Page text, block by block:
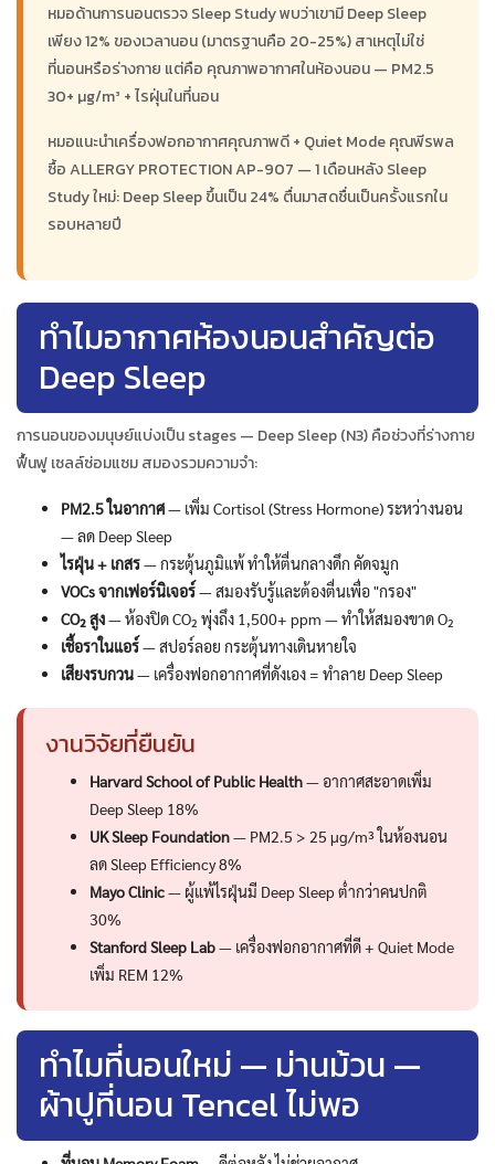
หมอด้านการนอนตรวจ Sleep Study พบว่าเขามี Deep Sleep
เพียง 12% ของเวลานอน (มาตรฐานคือ 20-25%) สาเหตุไม่ใช่
ที่นอนหรือร่างกาย แต่คือ คุณภาพอากาศในห้องนอน — PM2.5
30+ µg/m³ + ไรฝุ่นในที่นอน
หมอแนะนำเครื่องฟอกอากาศคุณภาพดี + Quiet Mode คุณพีรพล
ซื้อ ALLERGY PROTECTION AP-907 — 1 เดือนหลัง Sleep
Study ใหม่: Deep Sleep ขึ้นเป็น 24% ตื่นมาสดชื่นเป็นครั้งแรกใน
รอบหลายปี
ทำไมอากาศห้องนอนสำคัญต่อ
Deep Sleep
การนอนของมนุษย์แบ่งเป็น stages — Deep Sleep (N3) คือช่วงที่ร่างกาย
ฟื้นฟู เซลล์ซ่อมแซม สมองรวมความจำ:
PM2.5 ในอากาศ— เพิ่ม Cortisol (Stress Hormone) ระหว่างนอน
— ลด Deep Sleep
ไรฝุ่น + เกสร— กระตุ้นภูมิแพ้ ทำให้ตื่นกลางดึก คัดจมูก
VOCs จากเฟอร์นิเจอร์— สมองรับรู้และต้องตื่นเพื่อ "กรอง"
CO₂ สูง— ห้องปิด CO₂ พุ่งถึง 1,500+ ppm — ทำให้สมองขาด O₂
เชื้อราในแอร์— สปอร์ลอย กระตุ้นทางเดินหายใจ
เสียงรบกวน— เครื่องฟอกอากาศที่ดังเอง = ทำลาย Deep Sleep
งานวิจัยที่ยืนยัน
Harvard School of Public Health— อากาศสะอาดเพิ่ม
Deep Sleep 18%
UK Sleep Foundation— PM2.5 > 25 µg/m³ ในห้องนอน
ลด Sleep Efficiency 8%
Mayo Clinic— ผู้แพ้ไรฝุ่นมี Deep Sleep ต่ำกว่าคนปกติ
30%
Stanford Sleep Lab— เครื่องฟอกอากาศที่ดี + Quiet Mode
เพิ่ม REM 12%
ทำไมที่นอนใหม่ — ม่านม้วน —
ผ้าปูที่นอน Tencel ไม่พอ